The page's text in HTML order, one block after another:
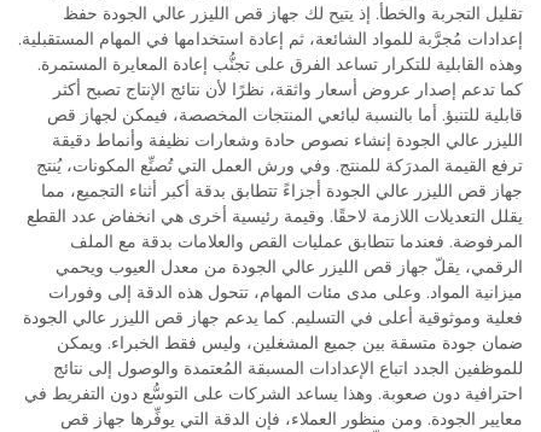
تقليل التجربة والخطأ. إذ يتيح لك جهاز قص الليزر عالي الجودة حفظ
إعدادات مُجرَّبة للمواد الشائعة، ثم إعادة استخدامها في المهام المستقبلية.
وهذه القابلية للتكرار تساعد الفرق على تجنُّب إعادة المعايرة المستمرة.
كما تدعم إصدار عروض أسعار واثقة، نظرًا لأن نتائج الإنتاج تصبح أكثر
قابلية للتنبؤ. أما بالنسبة لبائعي المنتجات المخصصة، فيمكن لجهاز قص
الليزر عالي الجودة إنشاء نصوص حادة وشعارات نظيفة وأنماط دقيقة
ترفع القيمة المدرَكة للمنتج. وفي ورش العمل التي تُصنِّع المكونات، يُنتج
جهاز قص الليزر عالي الجودة أجزاءً تتطابق بدقة أكبر أثناء التجميع، مما
يقلل التعديلات اللازمة لاحقًا. وقيمة رئيسية أخرى هي انخفاض عدد القطع
المرفوضة. فعندما تتطابق عمليات القص والعلامات بدقة مع الملف
الرقمي، يقلّ جهاز قص الليزر عالي الجودة من معدل العيوب ويحمي
ميزانية المواد. وعلى مدى مئات المهام، تتحول هذه الدقة إلى وفورات
فعلية وموثوقية أعلى في التسليم. كما يدعم جهاز قص الليزر عالي الجودة
ضمان جودة متسقة بين جميع المشغلين، وليس فقط الخبراء. ويمكن
للموظفين الجدد اتباع الإعدادات المسبقة المُعتمدة والوصول إلى نتائج
احترافية دون صعوبة. وهذا يساعد الشركات على التوسُّع دون التفريط في
معايير الجودة. ومن منظور العملاء، فإن الدقة التي يوفِّرها جهاز قص